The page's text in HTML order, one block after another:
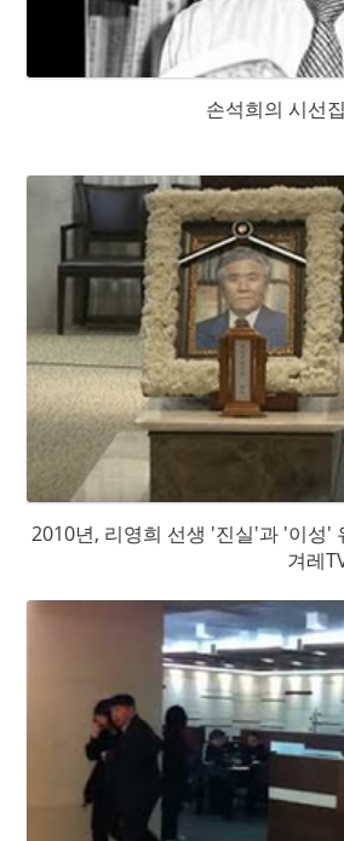
손석희의 시선
2010년, 리영희 선생 '진실'과 '이성'
겨레